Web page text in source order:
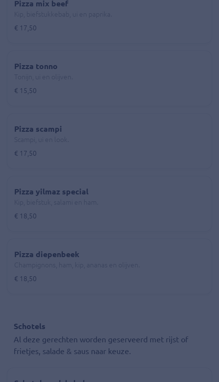
Pizza mix beef
€ 17,50
Pizza tonno
€ 15,50
Pizza scampi
€ 17,50
Pizza yilmaz special
€ 18,50
Pizza diepenbeek
€ 18,50
Schotels
Al deze gerechten worden geserveerd met rijst of
frietjes, salade & saus naar keuze.